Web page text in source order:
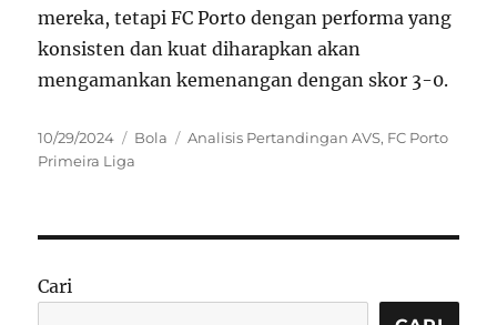
mereka, tetapi FC Porto dengan performa yang
konsisten dan kuat diharapkan akan
mengamankan kemenangan dengan skor 3-0.
Posted
on
10/29/2024 Categories
Bola Tags
Analisis Pertandingan AVS, FC Porto
Primeira Liga
Cari